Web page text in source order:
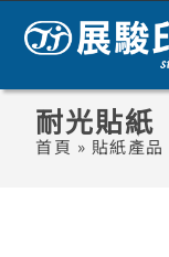
耐光貼紙
首頁 » 貼紙產品